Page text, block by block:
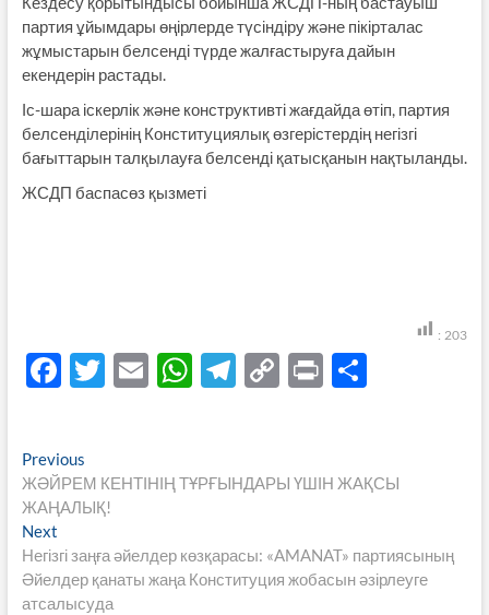
партия ұйымдары өңірлерде түсіндіру және пікірталас
жұмыстарын белсенді түрде жалғастыруға дайын
екендерін растады.
Іс-шара іскерлік және конструктивті жағдайда өтіп, партия
белсенділерінің Конституциялық өзгерістердің негізгі
бағыттарын талқылауға белсенді қатысқанын нақтыланды.
ЖСДП баспасөз қызметі
: 203
F
b
o
o
k
T
er
E W
s
p
p
T
gr
m
C
y
n
k
P S
e
Навигация
по
записям
PreviousPrevious
post:
ЖӘЙРЕМ КЕНТІНІҢ ТҰРҒЫНДАРЫ ҮШІН ЖАҚСЫ
ЖАҢАЛЫҚ!
NextNext
post:
Негізгі заңға әйелдер көзқарасы: «AMANAT» партиясының
Әйелдер қанаты жаңа Конституция жобасын әзірлеуге
атсалысуда